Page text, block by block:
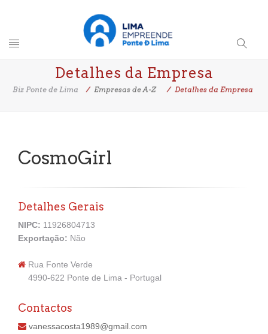
Toggle Search
Detalhes da Empresa
Biz Ponte de Lima Empresas de A-Z Detalhes da Empresa
CosmoGirl
Detalhes Gerais
NIPC: 11926804713
Exportação: Não
Rua Fonte Verde
4990-622 Ponte de Lima - Portugal
Contactos
vanessacosta1989@gmail.com